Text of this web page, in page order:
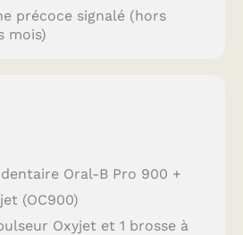
précoce signalé (hors
mois)
Oral-B Pro 900 +
(OC900)
Oxyjet et 1 brosse à